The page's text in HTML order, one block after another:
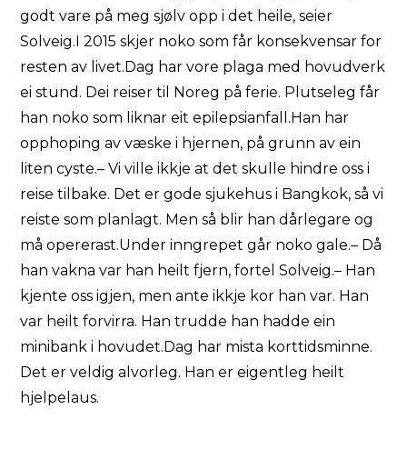
godt vare på meg sjølv opp i det heile, seier
Solveig.I 2015 skjer noko som får konsekvensar for
resten av livet.Dag har vore plaga med hovudverk
ei stund. Dei reiser til Noreg på ferie. Plutseleg får
han noko som liknar eit epilepsianfall.Han har
opphoping av væske i hjernen, på grunn av ein
liten cyste.– Vi ville ikkje at det skulle hindre oss i
reise tilbake. Det er gode sjukehus i Bangkok, så vi
reiste som planlagt. Men så blir han dårlegare og
må opererast.Under inngrepet går noko gale.– Då
han vakna var han heilt fjern, fortel Solveig.– Han
kjente oss igjen, men ante ikkje kor han var. Han
var heilt forvirra. Han trudde han hadde ein
minibank i hovudet.Dag har mista korttidsminne.
Det er veldig alvorleg. Han er eigentleg heilt
hjelpelaus.